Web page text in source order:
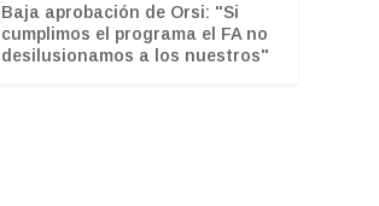
Baja aprobación de Orsi: "Si
cumplimos el programa el FA no
desilusionamos a los nuestros"